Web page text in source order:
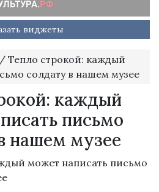
виджеты
/ Тепло строкой: каждый
солдату в нашем музее
каждый
письмо
нашем музее
может написать письмо